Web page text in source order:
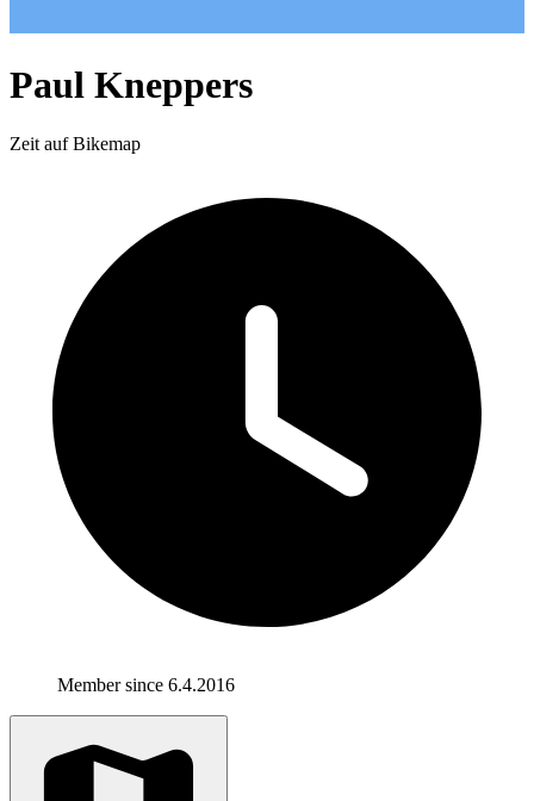
Paul Kneppers
Zeit auf Bikemap
Member since 6.4.2016